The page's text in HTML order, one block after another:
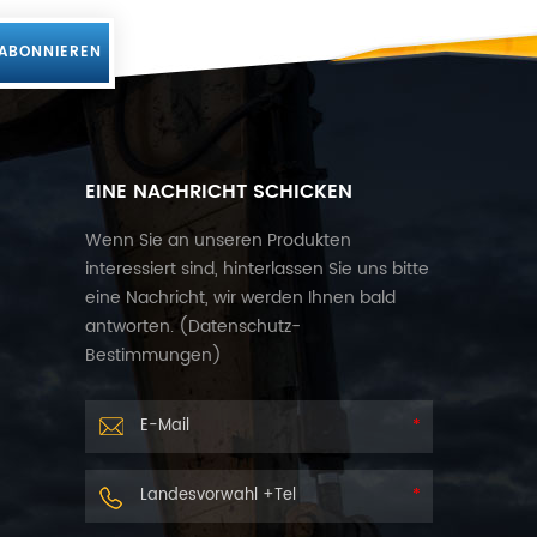
EINE NACHRICHT SCHICKEN
Wenn Sie an unseren Produkten
interessiert sind, hinterlassen Sie uns bitte
eine Nachricht, wir werden Ihnen bald
antworten. (Datenschutz-
Bestimmungen)